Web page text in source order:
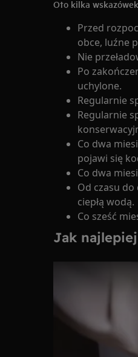
Oto kilka
Przed
obce, luźne
Nie
Po
uchylone.
Regularnie
Regularnie
Co dwa
pojawi się
Co dwa
Od czasu do
ciepłą wodą.
Co sześć
Jak